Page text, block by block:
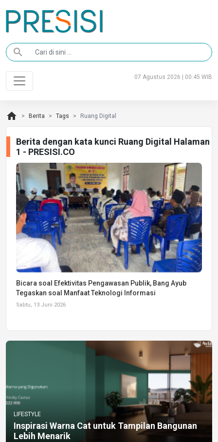
search
07 Agustus 2026 | 00:45 WIB
home Berita Tags Ruang Digital
Berita dengan kata kunci Ruang Digital Halaman
1 - PRESISI.CO
Bicara soal Efektivitas Pengawasan Publik, Bang Ayub
Tegaskan soal Manfaat Teknologi Informasi
Sabtu, 13 Juni 2026
LIFESTYLE
Inspirasi Warna Cat untuk Tampilan Bangunan
Lebih Menarik